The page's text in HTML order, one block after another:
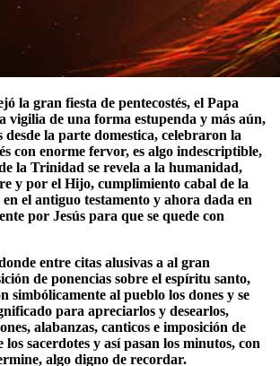
la gran fiesta de pentecostés, el Papa
vigilia de una forma estupenda y más aún,
la parte domestica, celebraron la
con enorme fervor, es algo indescriptible,
la Trinidad se revela a la humanidad,
y por el Hijo, cumplimiento cabal de la
el antiguo testamento y ahora dada en
por Jesús para que se quede con
entre citas alusivas a al gran
de ponencias sobre el espíritu santo,
simbólicamente al pueblo los dones y se
para apreciarlos y desearlos,
alabanzas, canticos e imposición de
sacerdotes y así pasan los minutos, con
algo digno de recordar.